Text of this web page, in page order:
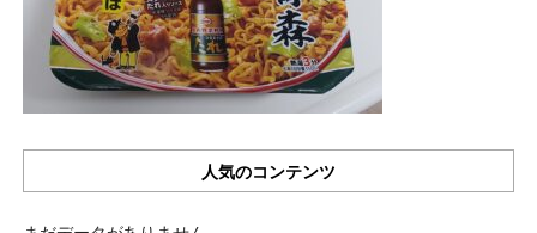
人気のコンテンツ